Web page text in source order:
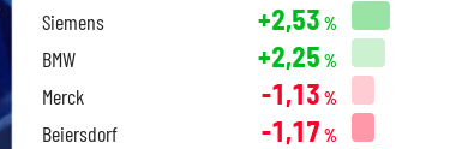
Siemens +2,53 %
BMW +2,25 %
Merck -1,13 %
Beiersdorf -1,17 %